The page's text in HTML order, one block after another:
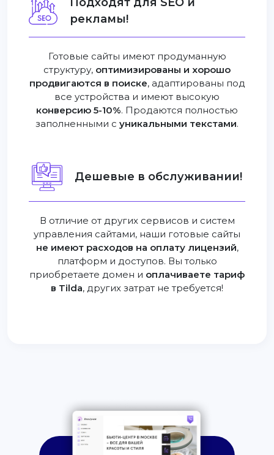
рекламы!
Готовые сайты имеют продуманную
структуру, оптимизированы и хорошо
продвигаются в поиске, адаптированы под
все устройства и имеют высокую
конверсию 5-10%. Продаются полностью
заполненными с уникальными текстами.
Дешевые в обслуживании!
В отличие от других сервисов и систем
управления сайтами, наши готовые сайты
не имеют расходов на оплату лицензий,
платформ и доступов. Вы только
приобретаете домен и оплачиваете тариф
в Tilda, других затрат не требуется!